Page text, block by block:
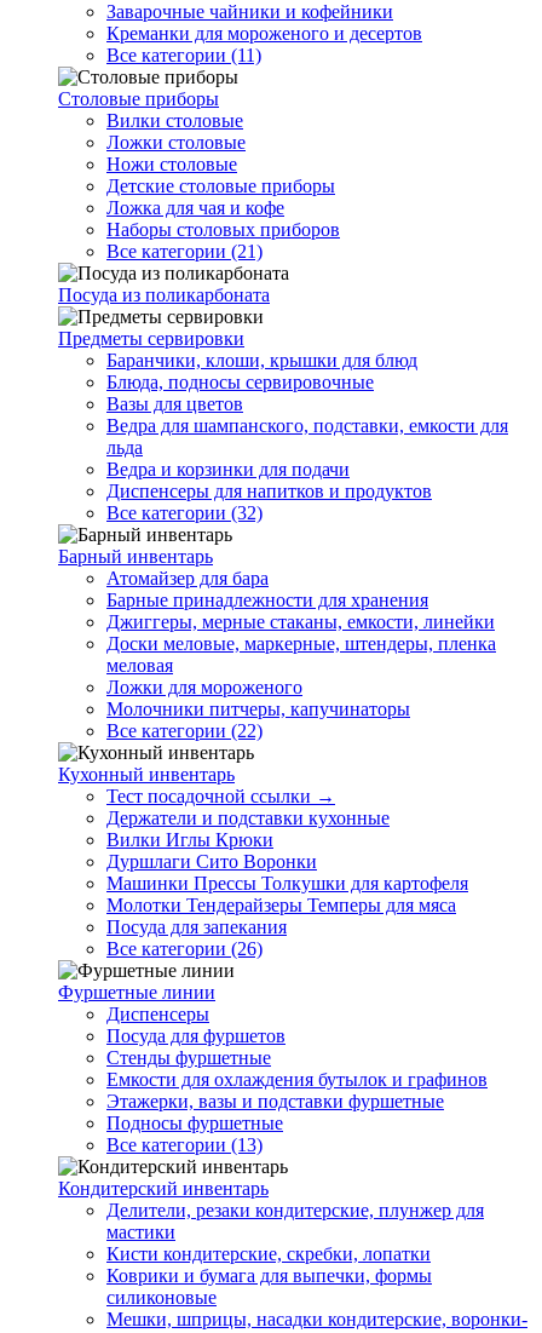
Заварочные чайники и кофейники
Креманки для мороженого и десертов
Все категории (11)
Столовые приборы
Вилки столовые
Ложки столовые
Ножи столовые
Детские столовые приборы
Ложка для чая и кофе
Наборы столовых приборов
Все категории (21)
Посуда из поликарбоната
Предметы сервировки
Баранчики, клоши, крышки для блюд
Блюда, подносы сервировочные
Вазы для цветов
Ведра для шампанского, подставки, емкости для
льда
Ведра и корзинки для подачи
Диспенсеры для напитков и продуктов
Все категории (32)
Барный инвентарь
Атомайзер для бара
Барные принадлежности для хранения
Джиггеры, мерные стаканы, емкости, линейки
Доски меловые, маркерные, штендеры, пленка
меловая
Ложки для мороженого
Молочники питчеры, капучинаторы
Все категории (22)
Кухонный инвентарь
Тест посадочной ссылки →
Держатели и подставки кухонные
Вилки Иглы Крюки
Дуршлаги Сито Воронки
Машинки Прессы Толкушки для картофеля
Молотки Тендерайзеры Темперы для мяса
Посуда для запекания
Все категории (26)
Фуршетные линии
Диспенсеры
Посуда для фуршетов
Стенды фуршетные
Емкости для охлаждения бутылок и графинов
Этажерки, вазы и подставки фуршетные
Подносы фуршетные
Все категории (13)
Кондитерский инвентарь
Делители, резаки кондитерские, плунжер для
мастики
Кисти кондитерские, скребки, лопатки
Коврики и бумага для выпечки, формы
силиконовые
Мешки, шприцы, насадки кондитерские, воронки-